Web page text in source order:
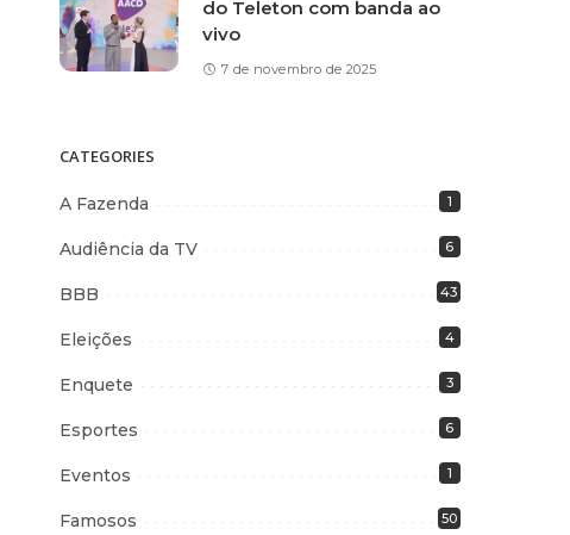
do Teleton com banda ao
vivo
7 de novembro de 2025
CATEGORIES
A Fazenda 1
Audiência da TV 6
BBB 43
Eleições 4
Enquete 3
Esportes 6
Eventos 1
Famosos 50